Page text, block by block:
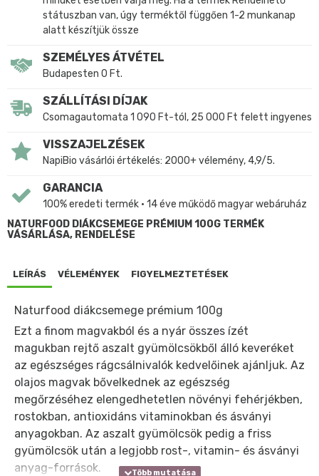
státuszban van, úgy terméktől függően 1-2 munkanap
alatt készítjük össze
SZEMÉLYES ÁTVÉTEL
Budapesten 0 Ft.
SZÁLLÍTÁSI DÍJAK
Csomagautomata 1 090 Ft-tól, 25 000 Ft felett ingyenes
VISSZAJELZÉSEK
NapiBio vásárlói értékelés: 2000+ vélemény, 4,9/5.
GARANCIA
100% eredeti termék • 14 éve működő magyar webáruház
NATURFOOD DIÁKCSEMEGE PRÉMIUM 100G TERMÉK
VÁSÁRLÁSA, RENDELÉSE
LEÍRÁS VÉLEMÉNYEK FIGYELMEZTETÉSEK
Naturfood diákcsemege prémium 100g
Ezt a finom magvakból és a nyár összes ízét
magukban rejtő aszalt gyümölcsökből álló keveréket
az egészséges rágcsálnivalók kedvelőinek ajánljuk. Az
olajos magvak bővelkednek az egészség
megőrzéséhez elengedhetetlen növényi fehérjékben,
rostokban, antioxidáns vitaminokban és ásványi
anyagokban. Az aszalt gyümölcsök pedig a friss
gyümölcsök után a legjobb rost-, vitamin- és ásványi
anyag-források.